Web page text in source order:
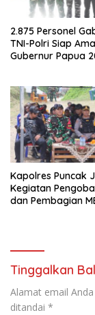
2.875 Personel
TNI-Polri Siap
Gubernur Papua
Kapolres Puncak
Kegiatan
dan Pembagian
Tinggalkan
Alamat email
ditandai *